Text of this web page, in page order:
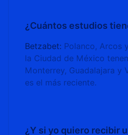
¿Cuántos estudios
Betzabet: Polanco, Arcos
la Ciudad de México
Monterrey, Guadalajara y
es el más reciente.
¿Y si yo quiero recibir